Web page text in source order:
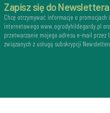
Zapisz się do Newslettera
Chcę otrzymywać informacje o promocjach
internetowego www.ogrodyhildegardy.pl
przetwarzanie mojego adresu e-mail przez
związanych z usługą subskrypcji